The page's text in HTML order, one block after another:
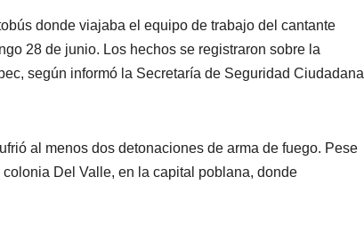
donde viajaba el equipo de trabajo del cantante
28 de junio. Los hechos se registraron sobre la
según informó la Secretaría de Seguridad Ciudadana
al menos dos detonaciones de arma de fuego. Pese
Del Valle, en la capital poblana, donde